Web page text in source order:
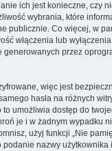
ich jest konieczne, czy
wybrania, które
publicznie. Co więcej, w
włączenia lub
generowanych przez
więc jest
hasła na różnych
to umożliwia dostęp do
je i w żadnym wypadku
użyj funkcji „Nie
podanie nazwy użytkownika